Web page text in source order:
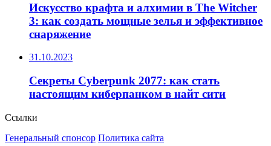
Искусство крафта и алхимии в The Witcher
3: как создать мощные зелья и эффективное
снаряжение
31.10.2023
Секреты Cyberpunk 2077: как стать
настоящим киберпанком в найт сити
Ссылки
Генеральный спонсор Политика сайта